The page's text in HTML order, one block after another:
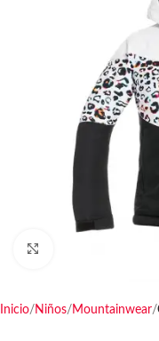
Inicio Niños Mountainwear